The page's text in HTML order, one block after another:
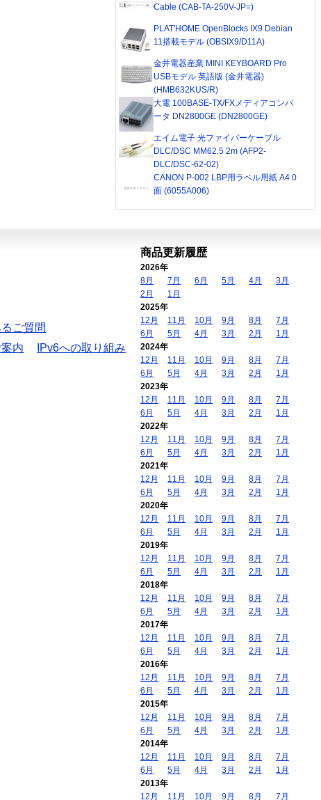
Cable (CAB-TA-250V-JP=)
PLAT'HOME OpenBlocks IX9 Debian
11搭載モデル (OBSIX9/D11A)
金井電器産業 MINI KEYBOARD Pro
USBモデル 英語版 (金井電器)
(HMB632KUS/R)
大電 100BASE-TX/FXメディアコンバ
ータ DN2800GE (DN2800GE)
エイム電子 光ファイバーケーブル
DLC/DSC MM62.5 2m (AFP2-
DLC/DSC-62-02)
CANON P-002 LBP用ラベル用紙 A4 0
面 (6055A006)
ご質問
内
IPv6への取り組み
商品更新履歴
2026年
8月
7月 6月 5月 4月
3月
2月
1月
2025年
12月
11月 10月 9月 8月
7月
6月
5月 4月 3月 2月
1月
2024年
12月
11月 10月 9月 8月
7月
6月
5月 4月 3月 2月
1月
2023年
12月
11月 10月 9月 8月
7月
6月
5月 4月 3月 2月
1月
2022年
12月
11月 10月 9月 8月
7月
6月
5月 4月 3月 2月
1月
2021年
12月
11月 10月 9月 8月
7月
6月
5月 4月 3月 2月
1月
2020年
12月
11月 10月 9月 8月
7月
6月
5月 4月 3月 2月
1月
2019年
12月
11月 10月 9月 8月
7月
6月
5月 4月 3月 2月
1月
2018年
12月
11月 10月 9月 8月
7月
6月
5月 4月 3月 2月
1月
2017年
12月
11月 10月 9月 8月
7月
6月
5月 4月 3月 2月
1月
2016年
12月
11月 10月 9月 8月
7月
6月
5月 4月 3月 2月
1月
2015年
12月
11月 10月 9月 8月
7月
6月
5月 4月 3月 2月
1月
2014年
12月
11月 10月 9月 8月
7月
6月
5月 4月 3月 2月
1月
2013年
12月
11月 10月 9月 8月 7月